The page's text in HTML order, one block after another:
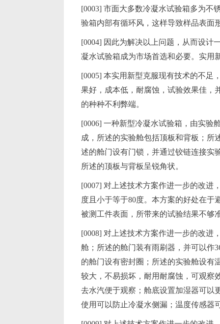
[0003] 市面大多数冷凝水试验箱多为不
验箱内部有循环风，这样导致样品表面
[0004] 因此为解决以上问题，从而设计
凝水试验箱成为市场首选和必要。实用
[0005] 本实用新型克服现有技术的不足
果好，成本低，耐腐蚀，试验效果佳，
的种种不利弊端。
[0006] 一种新型冷凝水试验箱，由实验
成，所述的实验舱包括顶板和背板；所
述的舱门设有门锁，并通过铰链连接实
所述的顶板与背板呈锐角状。
[0007] 对上述技术方案作进一步的改进
度且小于等于80度。本方案的好处在
被测工件表面，所带来的试验结果不够
[0008] 对上述技术方案作进一步的改进
舱；所述的舱门装有雨刷器，并可以作
的舱门设有密封圈；所述的实验舱设有
较大，不易损坏，耐用耐腐蚀，可观察
去水汽便于观察；舱底设置加湿器可以
使用可以防止冷凝水侧漏；温度传感器